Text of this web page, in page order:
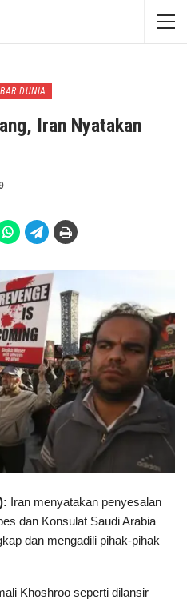
DUNIA
Iran Nyatakan
Iran menyatakan penyesalan
dan Konsulat Saudi Arabia
dan mengadili pihak-pihak
Khoshroo seperti dilansir